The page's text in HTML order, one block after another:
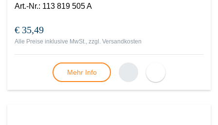
Art.-Nr.: 113 819 505 A
€ 35,49
Alle Preise inklusive MwSt., zzgl. Versandkosten
Mehr Info